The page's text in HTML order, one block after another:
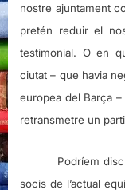
nostre ajuntament
pretén reduir el
testimonial. O en
ciutat – que havia
europea del Barça –
retransmetre un
Podríem
socis de l’actual